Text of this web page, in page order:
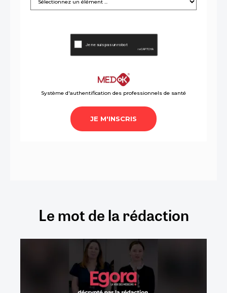
Le mot de la rédaction